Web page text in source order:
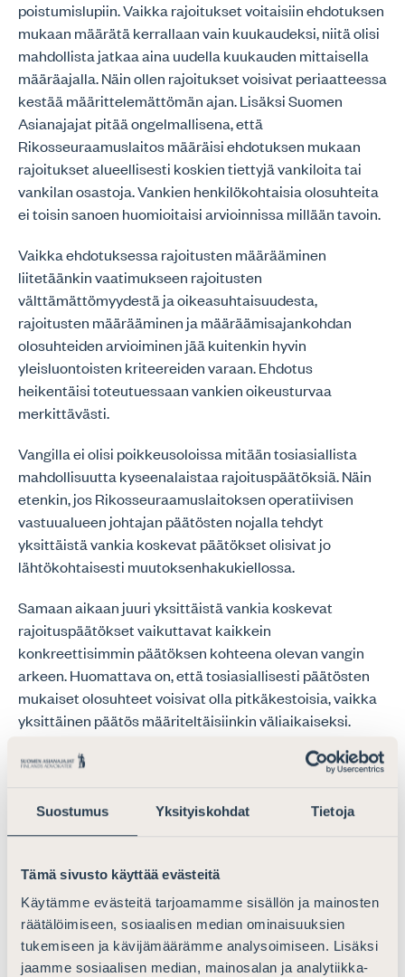
Suostumus Yksityiskohdat Tietoja
Tämä sivusto käyttää evästeitä
Käytämme evästeitä tarjoamamme sisällön ja mainosten
räätälöimiseen, sosiaalisen median ominaisuuksien
tukemiseen ja kävijämäärämme analysoimiseen. Lisäksi
jaamme sosiaalisen median, mainosalan ja analytiikka-
poistumislupiin. Vaikka rajoitukset voitaisiin ehdotuksen
mukaan määrätä kerrallaan vain kuukaudeksi, niitä olisi
mahdollista jatkaa aina uudella kuukauden mittaisella
määräajalla. Näin ollen rajoitukset voisivat periaatteessa
kestää määrittelemättömän ajan. Lisäksi Suomen
Asianajajat pitää ongelmallisena, että
Rikosseuraamuslaitos määräisi ehdotuksen mukaan
rajoitukset alueellisesti koskien tiettyjä vankiloita tai
vankilan osastoja. Vankien henkilökohtaisia olosuhteita
ei toisin sanoen huomioitaisi arvioinnissa millään tavoin.
Vaikka ehdotuksessa rajoitusten määrääminen
liitetäänkin vaatimukseen rajoitusten
välttämättömyydestä ja oikeasuhtaisuudesta,
rajoitusten määrääminen ja määräämisajankohdan
olosuhteiden arvioiminen jää kuitenkin hyvin
yleisluontoisten kriteereiden varaan. Ehdotus
heikentäisi toteutuessaan vankien oikeusturvaa
merkittävästi.
Vangilla ei olisi poikkeusoloissa mitään tosiasiallista
mahdollisuutta kyseenalaistaa rajoituspäätöksiä. Näin
etenkin, jos Rikosseuraamuslaitoksen operatiivisen
vastuualueen johtajan päätösten nojalla tehdyt
yksittäistä vankia koskevat päätökset olisivat jo
lähtökohtaisesti muutoksenhakukiellossa.
Samaan aikaan juuri yksittäistä vankia koskevat
rajoituspäätökset vaikuttavat kaikkein
konkreettisimmin päätöksen kohteena olevan vangin
arkeen. Huomattava on, että tosiasiallisesti päätösten
mukaiset olosuhteet voisivat olla pitkäkestoisia, vaikka
yksittäinen päätös määriteltäisiinkin väliaikaiseksi.
yleinen rajoituspäätös olisi muodollisesti
tehostetun valvonnan osastoista esityksen mukaisesti
säädettäisiin laissa, selkeyttäisi osastojen tavoitteita ja
lisäisi vankien näkökulmasta esimerkiksi